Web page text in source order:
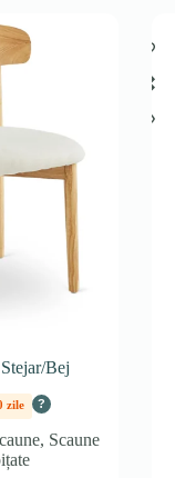
Bej
zile ?
, Scaune